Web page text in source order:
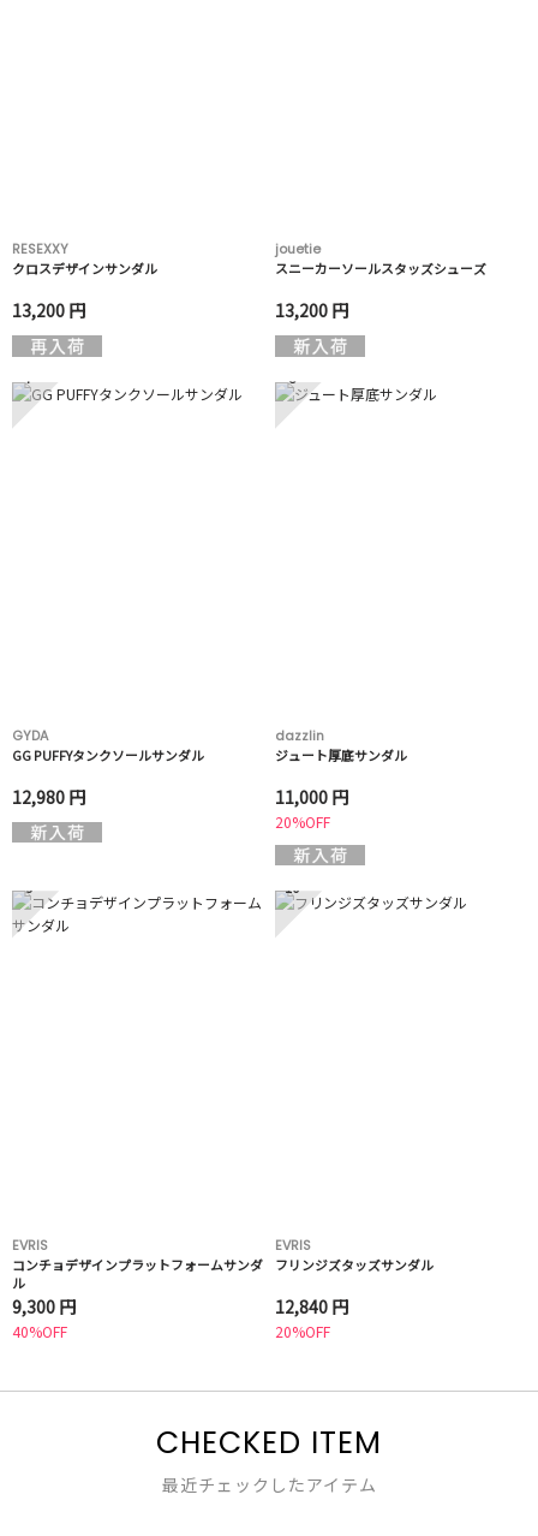
RESEXXY
クロスデザインサンダル
13,200 円
jouetie
スニーカーソールスタッズシューズ
13,200 円
7
GYDA
GG PUFFYタンクソールサンダル
12,980 円
8
dazzlin
ジュート厚底サンダル
11,000 円
20%OFF
9
EVRIS
コンチョデザインプラットフォームサンダ
ル
9,300 円
40%OFF
10
EVRIS
フリンジズタッズサンダル
12,840 円
20%OFF
CHECKED ITEM
最近チェックしたアイテム